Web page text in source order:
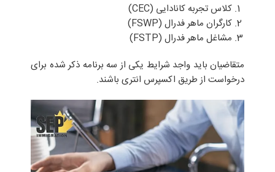
کلاس تجربه کانادایی (CEC)
کارگران ماهر فدرال (FSWP)
مشاغل ماهر فدرال (FSTP)
متقاضیان باید واجد شرایط یکی از سه برنامه ذکر شده برای
درخواست از طریق اکسپرس انتری باشند.